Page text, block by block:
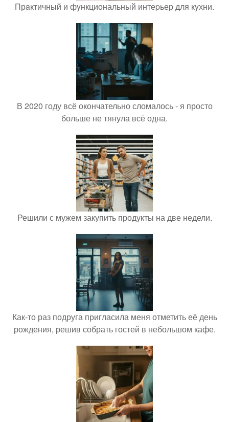
Прaктичный и фyнкциональный интеpьер для кyхни.
В 2020 году всё окончательно сломалось - я просто
больше не тянула всё одна.
Решили с мужем закупить продукты на две недели.
Как-то раз подруга пригласила меня отметить её день
рождения, решив собрать гостей в небольшом кафе.